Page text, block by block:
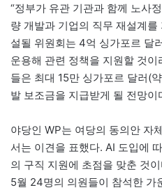
“정부가 유관 기관과 함께 노사
량 개발과 기업의 직무 재설계
설될 위원회는 4억 싱가포르 달
운용해 관련 정책을 지원할 것
들은 최대 15만 싱가포르 달러(
발 보조금을 지급받게 될 전망이
야당인 WP는 여당의 동의안 자
서는 이견을 표했다. AI 도입에
의 구직 지원에 초점을 맞춘 것
5월 24명의 의원들이 참석한 가